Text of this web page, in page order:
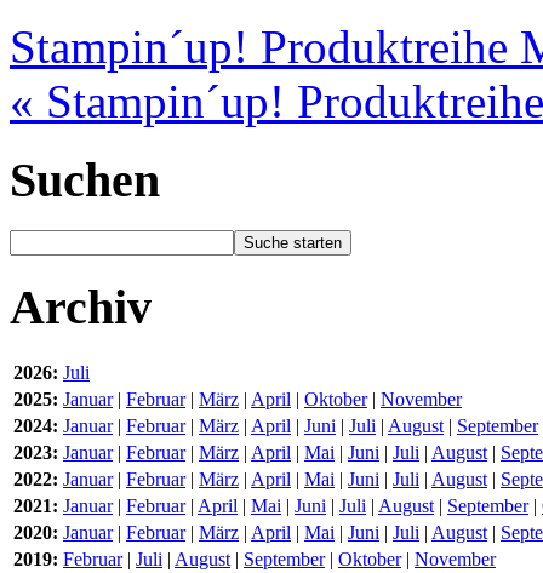
Stampin´up! Produktreihe
« Stampin´up!
Suchen
Archiv
2026: Juli
2025: Januar| Februar| März | April | Oktober| November
2024: Januar| Februar| März | April | Juni | Juli | August | September
2023: Januar| Februar| März | April | Mai | Juni | Juli | August |
2022: Januar| Februar| März | April | Mai | Juni | Juli | August |
2021: Januar| Februar| April | Mai | Juni | Juli | August | September|
2020: Januar| Februar| März | April | Mai | Juni | Juli | August |
2019: Februar| Juli | August | September| Oktober| November